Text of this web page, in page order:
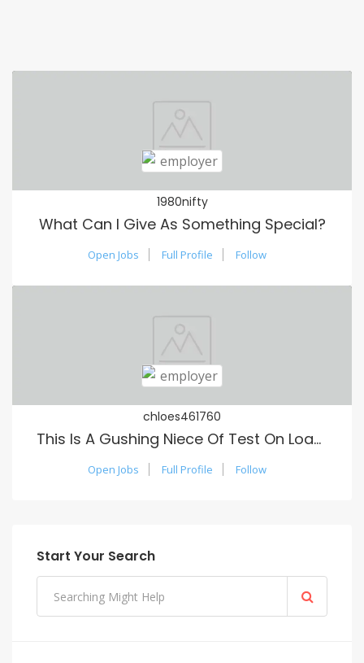
1980nifty
What Can I Give As Something Special?
Open Jobs Full Profile Follow
chloes461760
This Is A Gushing Niece Of Test On Loaning
Open Jobs Full Profile Follow
Start Your Search